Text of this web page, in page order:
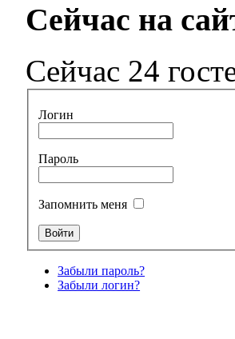
Сейчас на
Сейчас 24
Логин
Пароль
Запомнить меня
Забыли пароль?
Забыли логин?